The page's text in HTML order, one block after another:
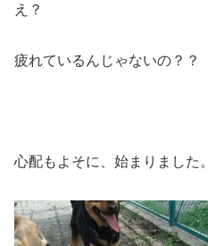
え？
疲れているんじゃないの？？
心配もよそに、始まりました。